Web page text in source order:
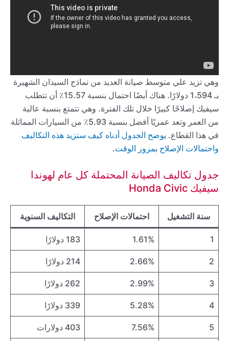
وهي تزيد علي متوسط صيانة العديد من نماذج السيدان الشهيرة
بـ 1،594 دولارًا. هناك أيضًا احتمال بنسبة 15.57٪ أن تتطلب
سيفيك إصلاحًا كبيرًا خلال تلك الفترة. وهي تتمتع بنسبة عالية
من العمر وتعد عمريًا أفضل بنسبة 5.93٪ من السيارات المماثلة
في هذا القطاع. يوضح الجدول أدناه كيف ستزيد هذه التكاليف
واحتمالات الإصلاح بمرور الوقت.
جدول تكاليف الصيانة المحتملة كل عام لهوندا
سيفيك Honda Civic
سنة التشغيل احتمالات الإصلاح التكاليف السنوية
1
1.61% 183 دولارًا
2
2.66% 214 دولارًا
3
2.99% 262 دولارًا
4
5.28% 339 دولارًا
5
7.56% 403 دولارات